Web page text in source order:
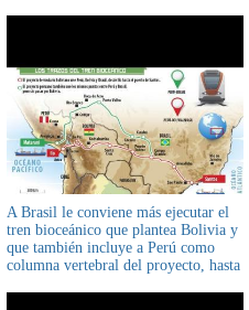
A Brasil le conviene más ejecutar el
tren bioceánico que plantea Bolivia y
que también incluye a Perú como
columna vertebral del proyecto, hasta